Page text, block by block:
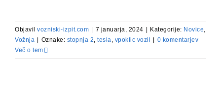
Objavil vozniski-izpit.com 7 januarja, 2024 Kategorije: Novice,
Vožnja
Oznake: stopnja 2, tesla, vpoklic vozil
0 komentarjev
Več o tem